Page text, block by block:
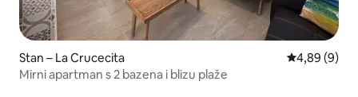
Stan – La Crucecita Prosječna
4,89 (9)
Mirni apartman s 2 bazena i blizu plaže